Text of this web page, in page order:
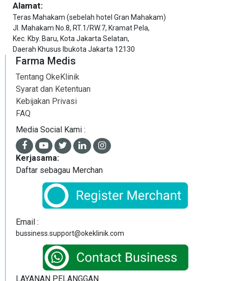
Alamat:
Teras Mahakam (sebelah hotel Gran Mahakam)
Jl. Mahakam No.8, RT.1/RW.7, Kramat Pela,
Kec. Kby. Baru, Kota Jakarta Selatan,
Daerah Khusus Ibukota Jakarta 12130
Farma Medis
Tentang OkeKlinik
Syarat dan Ketentuan
Kebijakan Privasi
FAQ
Media Social Kami :
Kerjasama:
Daftar sebagau Merchan
Email :
bussiness.support@okeklinik.com
LAYANAN PELANGGAN